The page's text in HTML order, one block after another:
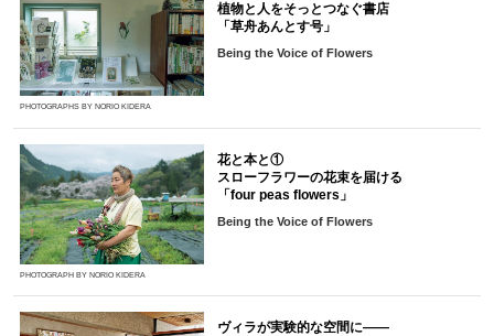
PHOTOGRAPHS BY NORIO KIDERA
植物と人をそっとつなぐ書店
「草舟あんとす号」
Being the Voice of Flowers
PHOTOGRAPH BY NORIO KIDERA
花と本と①
スローフラワーの花束を届ける
「four peas flowers」
Being the Voice of Flowers
ヴィラが実験的な空間に――